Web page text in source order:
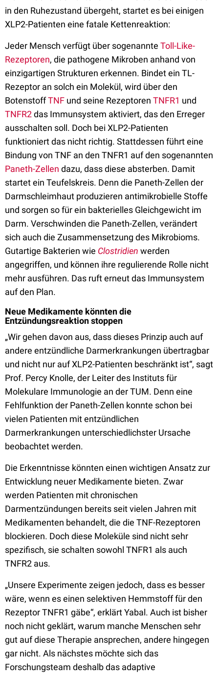
in den Ruhezustand übergeht, startet es bei einigen
XLP2-Patienten eine fatale Kettenreaktion:
Jeder Mensch verfügt über sogenannte Toll-Like-
Rezeptoren, die pathogene Mikroben anhand von
einzigartigen Strukturen erkennen. Bindet ein TL-
Rezeptor an solch ein Molekül, wird über den
BotenstoffTNF und seine Rezeptoren TNFR1 und
TNFR2das Immunsystem aktiviert, das den Erreger
ausschalten soll. Doch bei XLP2-Patienten
funktioniert das nicht richtig. Stattdessen führt eine
Bindung von TNF an den TNFR1 auf den sogenannten
Paneth-Zellen dazu, dass diese absterben. Damit
startet ein Teufelskreis. Denn die Paneth-Zellen der
Darmschleimhaut produzieren antimikrobielle Stoffe
und sorgen so für ein bakterielles Gleichgewicht im
Darm. Verschwinden die Paneth-Zellen, verändert
sich auch die Zusammensetzung des Mikrobioms.
Gutartige Bakterien wie Clostridien werden
angegriffen, und können ihre regulierende Rolle nicht
mehr ausführen. Das ruft erneut das Immunsystem
auf den Plan.
Neue Medikamente könnten die
Entzündungsreaktion stoppen
„Wir gehen davon aus, dass dieses Prinzip auch auf
andere entzündliche Darmerkrankungen übertragbar
und nicht nur auf XLP2-Patienten beschränkt ist“, sagt
Prof. Percy Knolle, der Leiter des Instituts für
Molekulare Immunologie an der TUM. Denn eine
Fehlfunktion der Paneth-Zellen konnte schon bei
vielen Patienten mit entzündlichen
Darmerkrankungen unterschiedlichster Ursache
beobachtet werden.
Die Erkenntnisse könnten einen wichtigen Ansatz zur
Entwicklung neuer Medikamente bieten. Zwar
werden Patienten mit chronischen
Darmentzündungen bereits seit vielen Jahren mit
Medikamenten behandelt, die die TNF-Rezeptoren
blockieren. Doch diese Moleküle sind nicht sehr
spezifisch, sie schalten sowohl TNFR1 als auch
TNFR2 aus.
„Unsere Experimente zeigen jedoch, dass es besser
wäre, wenn es einen selektiven Hemmstoff für den
Rezeptor TNFR1 gäbe“, erklärt Yabal. Auch ist bisher
noch nicht geklärt, warum manche Menschen sehr
gut auf diese Therapie ansprechen, andere hingegen
gar nicht. Als nächstes möchte sich das
Forschungsteam deshalb das adaptive